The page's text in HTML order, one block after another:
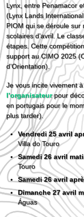
Lynx, entre Penamacor
(Lynx Lands
PIOM qui se déroule
scolaires d’avril. Le
étapes. Cette
support au CIMO 2025
d’Orientation).
Je vous incite vivement
l’organisateurpour
en portugais pour le
plus tarder).
Vendredi 25 avril
Villa do Touro
Samedi 26 avril
Touro
Samedi 26 avril
Dimanche 27 avril
Águas